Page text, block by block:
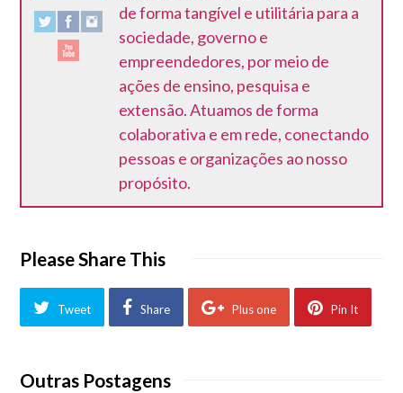
de forma tangível e utilitária para a
sociedade, governo e
empreendedores, por meio de
ações de ensino, pesquisa e
extensão. Atuamos de forma
colaborativa e em rede, conectando
pessoas e organizações ao nosso
propósito.
Please Share This
Tweet Share Plus one Pin It
Outras Postagens